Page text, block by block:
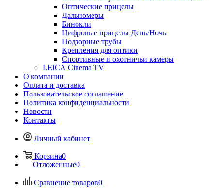
Оптические прицелы
Дальномеры
Бинокли
Цифровые прицелы День/Ночь
Подзорные трубы
Крепления для оптики
Спортивные и охотничьи камеры
LEICA Cinema TV
О компании
Оплата и доставка
Пользовательское соглашение
Политика конфиденциальности
Новости
Контакты
Личный кабинет
Корзина0
Отложенные0
Сравнение товаров0